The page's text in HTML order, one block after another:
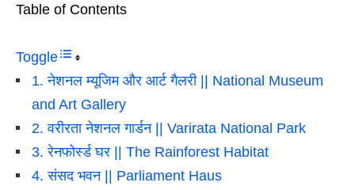
Table of Contents
Toggle
1. नेशनल म्यूजिम और आर्ट गैलरी || National Museum
and Art Gallery
2. वरीरता नेशनल गार्डन || Varirata National Park
3. रेनफोर्स्ड घर || The Rainforest Habitat
4. संसद भवन || Parliament Haus